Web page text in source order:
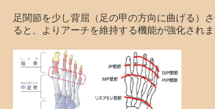
足関節を少し背屈（足の甲の方向に曲げる）
ると、よりアーチを維持する機能が強化されま